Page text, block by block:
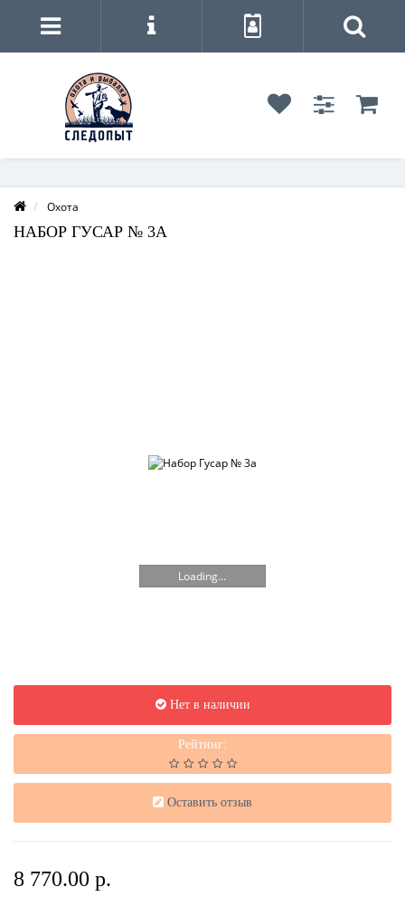
Охота
НАБОР ГУСАР № 3А
Loading...
Нет в наличии
Рейтинг:
Оставить отзыв
8 770.00 р.